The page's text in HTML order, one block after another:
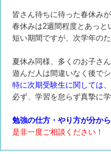
皆さん待ちに待った春休み
春休みは2週間程度とあっと
短い期間ですが、次学年の
夏休み同様、多くのお子さ
遊んだ人は間違いなく後で
特に次期受験生に関しては
必ず、学習を怠らず真摯に
勉強の仕方・やり方が分か
是非一度ご相談ください！